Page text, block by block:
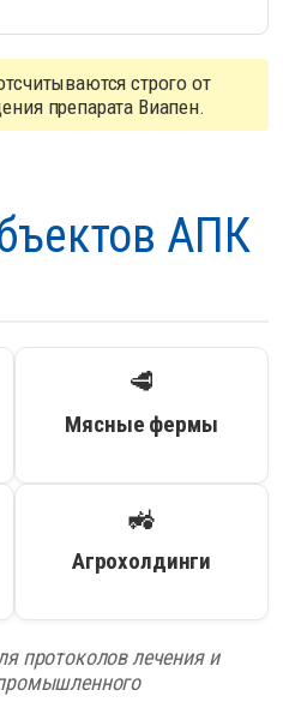
строго от
препарата Виапен.
АПК
🥩
Мясные фермы
🚜
Агрохолдинги
протоколов лечения и